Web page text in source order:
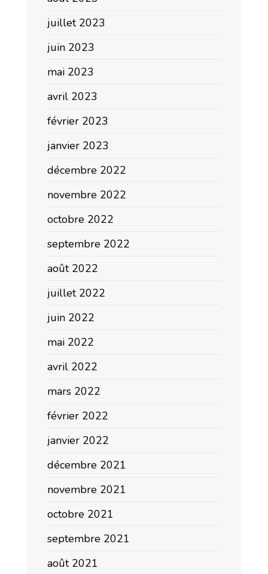
juillet 2023
juin 2023
mai 2023
avril 2023
février 2023
janvier 2023
décembre 2022
novembre 2022
octobre 2022
septembre 2022
août 2022
juillet 2022
juin 2022
mai 2022
avril 2022
mars 2022
février 2022
janvier 2022
décembre 2021
novembre 2021
octobre 2021
septembre 2021
août 2021